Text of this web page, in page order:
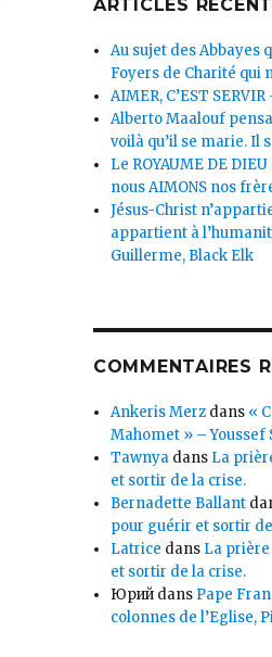
ARTICLES
Au sujet des Abbayes
Foyers de Charité qui
AIMER, C’EST
Alberto Maalouf
voilà qu’il se marie. Il
Le ROYAUME DE
nous AIMONS nos
Jésus-Christ
appartient à
Guillerme, Black Elk
COMMENTAIRES
Ankeris Merz dans «
Mahomet » – Youssef
Tawnya dans La
et sortir de la crise.
Bernadette Ballant
pour guérir et sortir
Latrice dans La
et sortir de la crise.
Юрий dans Pape
colonnes de l’Eglise,